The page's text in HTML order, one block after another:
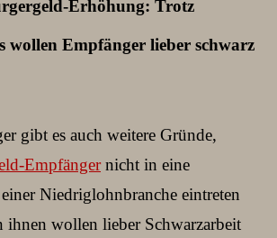
Erhöhung: Trotz
wollen Empfänger lieber schwarz
gibt es auch weitere Gründe,
Empfängernicht in eine
Niedriglohnbranche eintreten
wollen lieber Schwarzarbeit